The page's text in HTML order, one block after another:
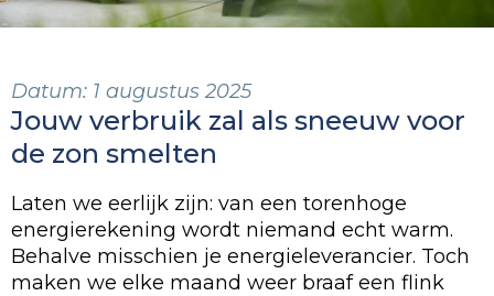
Datum: 1 augustus 2025
Jouw verbruik zal als sneeuw voor
de zon smelten
Laten we eerlijk zijn: van een torenhoge
energierekening wordt niemand echt warm.
Behalve misschien je energieleverancier. Toch
maken we elke maand weer braaf een flink